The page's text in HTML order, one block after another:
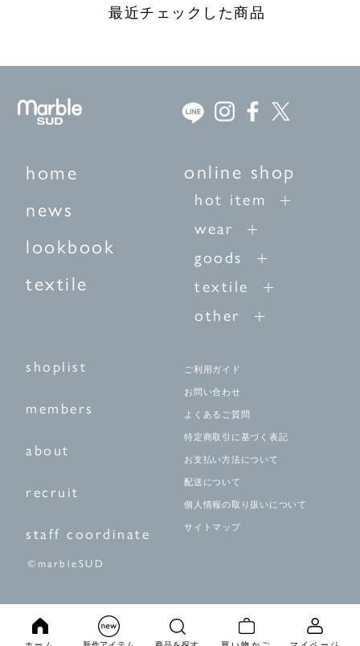
最近チェックした商品
home
news
lookbook
textile
online shop
hot item
wear
goods
textile
other
shoplist
members
about
recruit
staff coordinate
ご利用ガイド
お問い合わせ
よくあるご質問
特定商取引に基づく表記
お支払い方法について
配送について
個人情報の取り扱いについて
サイトマップ
©marbleSUD